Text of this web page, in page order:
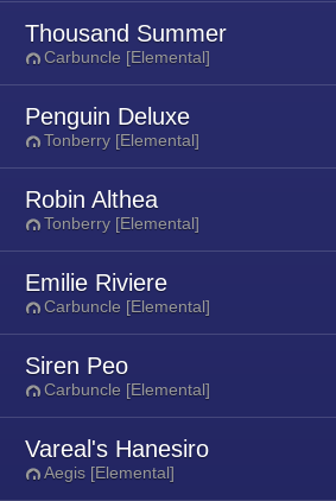
Thousand Summer
Carbuncle [Elemental]
Penguin Deluxe
Tonberry [Elemental]
Robin Althea
Tonberry [Elemental]
Emilie Riviere
Carbuncle [Elemental]
Siren Peo
Carbuncle [Elemental]
Vareal's Hanesiro
Aegis [Elemental]